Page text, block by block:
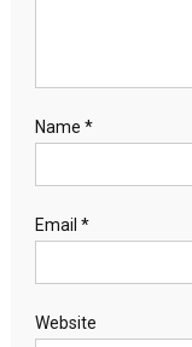
Name *
Email *
Website